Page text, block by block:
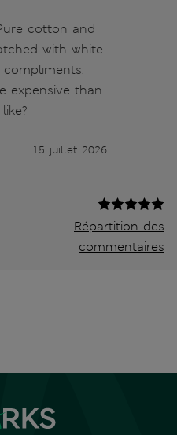
cotton and
with white
expensive than
15 juillet 2026
Répartition des
commentaires